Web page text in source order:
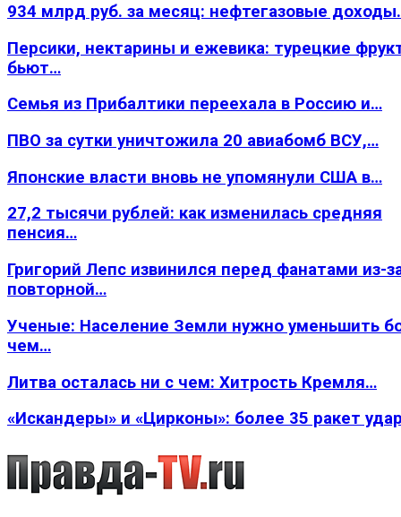
934 млрд руб. за месяц: нефтегазовые
Персики, нектарины и ежевика: турецкие
бьют…
Семья из Прибалтики переехала в Россию и…
ПВО за сутки уничтожила 20 авиабомб ВСУ,…
Японские власти вновь не упомянули США в…
27,2 тысячи рублей: как изменилась средняя
пенсия…
Григорий Лепс извинился перед фанатами из-
повторной…
Ученые: Население Земли нужно уменьшить
чем…
Литва осталась ни с чем: Хитрость Кремля…
«Искандеры» и «Цирконы»: более 35 ракет